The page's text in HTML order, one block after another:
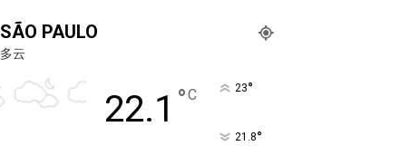
SÃO PAULO
多云
22.1 °C 23°
21.8°